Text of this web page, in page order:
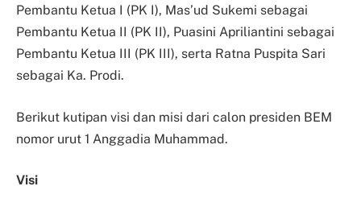
Pembantu Ketua I (PK I), Mas’ud Sukemi sebagai
Pembantu Ketua II (PK II), Puasini Apriliantini sebagai
Pembantu Ketua III (PK III), serta Ratna Puspita Sari
sebagai Ka. Prodi.
Berikut kutipan visi dan misi dari calon presiden BEM
nomor urut 1 Anggadia Muhammad.
Visi